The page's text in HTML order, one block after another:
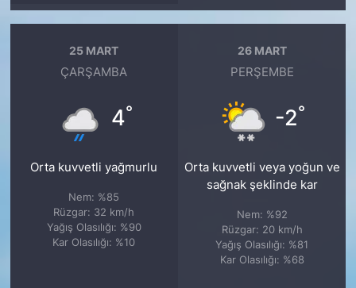
25 MART
ÇARŞAMBA
4°
Orta kuvvetli yağmurlu
Nem: %85
Rüzgar: 32 km/h
Yağış Olasılığı: %90
Kar Olasılığı: %10
26 MART
PERŞEMBE
-2°
Orta kuvvetli veya yoğun ve
sağnak şeklinde kar
Nem: %92
Rüzgar: 20 km/h
Yağış Olasılığı: %81
Kar Olasılığı: %68